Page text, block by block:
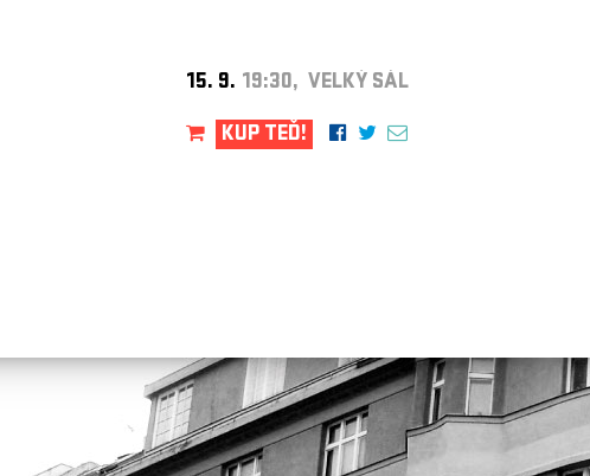
15. 9. 19:30, VELKÝ SÁL
KUP TEĎ!